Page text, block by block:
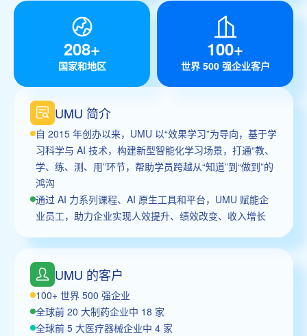
208+
国家和地区
100+
世界 500 强企业客户
UMU 简介
自 2015 年创办以来，UMU 以“效果学习”为导向，基于学
习科学与 AI 技术，构建新型智能化学习场景，打通“教、
学、练、测、用”环节，帮助学员跨越从“知道”到“做到”的
鸿沟
通过 AI 力系列课程、AI 原生工具和平台，UMU 赋能企
业员工，助力企业实现人效提升、绩效改变、收入增长
UMU 的客户
100+ 世界 500 强企业
全球前 20 大制药企业中 18 家
全球前 5 大医疗器械企业中 4 家